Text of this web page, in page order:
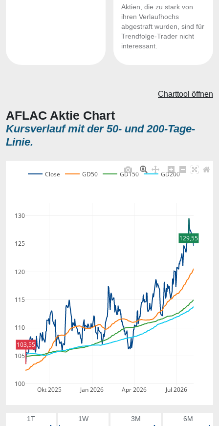
Aktien, die zu stark von
ihren Verlaufhochs
abgestraft wurden, sind für
Trendfolge-Trader nicht
interessant.
AFLAC Aktie Chart
Kursverlauf mit der 50- und 200-Tage-
Linie.
Charttool öffnen
Okt 2025 Jan 2026 Apr 2026 Jul 2026
100
105
110
115
120
125
130
Close GD50 GD150 GD200
129,55
103,55
1T 1W 3M 6M